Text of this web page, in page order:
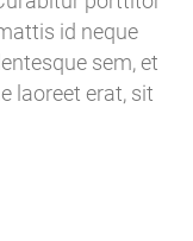
id neque
sem, et
laoreet erat, sit